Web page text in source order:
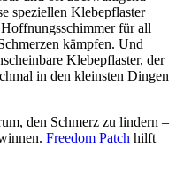
speziellen Klebepflaster
für all
kämpfen. Und
Klebepflaster, der
in den kleinsten Dingen
den Schmerz zu lindern –
Freedom Patch hilft